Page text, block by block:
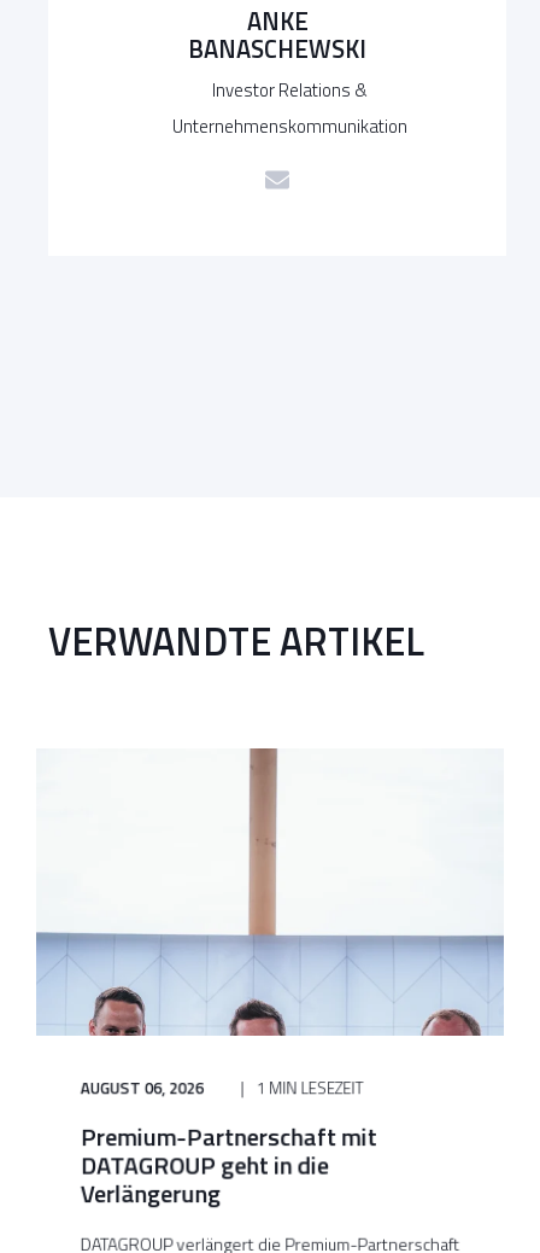
ANKE
BANASCHEWSKI
Investor Relations &
Unternehmenskommunikation
VERWANDTE ARTIKEL
AUGUST 06, 2026 1 MIN LESEZEIT
Premium-Partnerschaft mit
DATAGROUP geht in die
Verlängerung
DATAGROUP verlängert die Premium-Partnerschaft